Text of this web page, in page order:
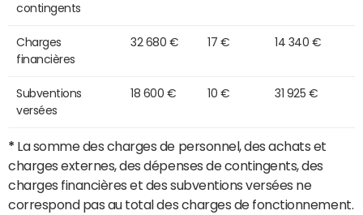
contingents
Charges
financières
32 680 € 17 € 14 340 €
Subventions
versées
18 600 € 10 € 31 925 €
* La somme des charges de personnel, des achats et
charges externes, des dépenses de contingents, des
charges financières et des subventions versées ne
correspond pas au total des charges de fonctionnement.